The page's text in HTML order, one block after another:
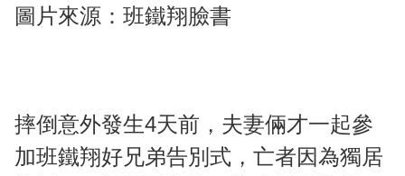
圖片來源：班鐵翔臉書
摔倒意外發生4天前，夫妻倆才一起參
加班鐵翔好兄弟告別式，亡者因為獨居